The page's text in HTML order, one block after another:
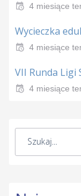
4 miesiące
Wycieczka
4 miesiące
VII Runda Ligi
4 miesiące